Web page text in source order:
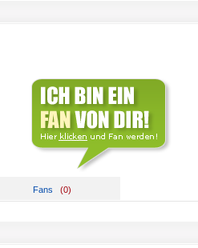
Fans (0)